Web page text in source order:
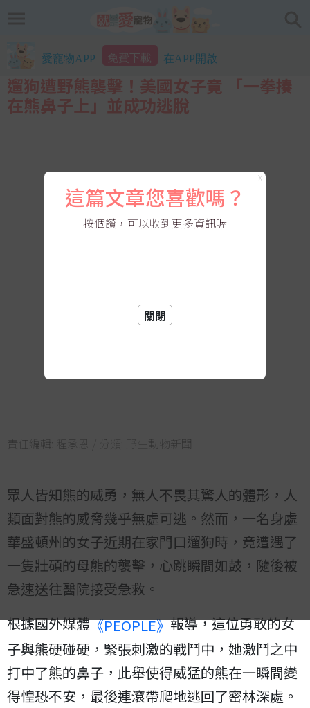
愛寵物APP 免費下載 在APP開啟
遛狗遭野熊襲擊！美國女子竟 「一拳揍
在熊鼻子上」並成功逃脫
責任編輯: 程承恩 / 分類: 野生動物新聞
眾人皆知熊的威勇，無人不畏其驚人的體形，人
類面對熊的威脅幾乎無處可逃。然而，一名身處
華盛頓州的女子近期在家門口遛狗時，竟遭遇了
一隻壯碩的母熊的襲擊，心跳瞬間如鼓，隨後被
急速送往醫院接受急救。
根據國外媒體《PEOPLE》報導，這位勇敢的女
子與熊硬碰硬，緊張刺激的戰鬥中，她激鬥之中
打中了熊的鼻子，此舉使得威猛的熊在一瞬間變
得惶恐不安，最後連滾帶爬地逃回了密林深處。
X
這篇文章您喜歡嗎？
按個讚，可以收到更多資訊喔
關閉